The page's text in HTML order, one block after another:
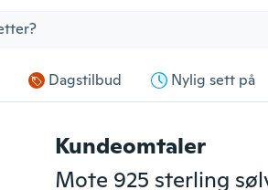
Dagstilbud Nylig sett på
Kundeomtaler